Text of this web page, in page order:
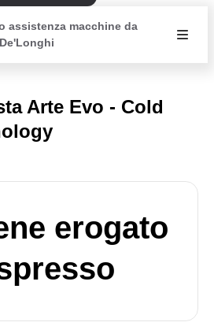
assistenza macchine da
Arte Evo - Cold
erogato